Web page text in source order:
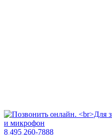
8 495 260-7888